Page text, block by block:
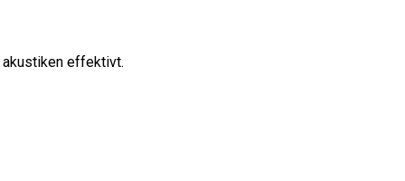
akustiken effektivt.